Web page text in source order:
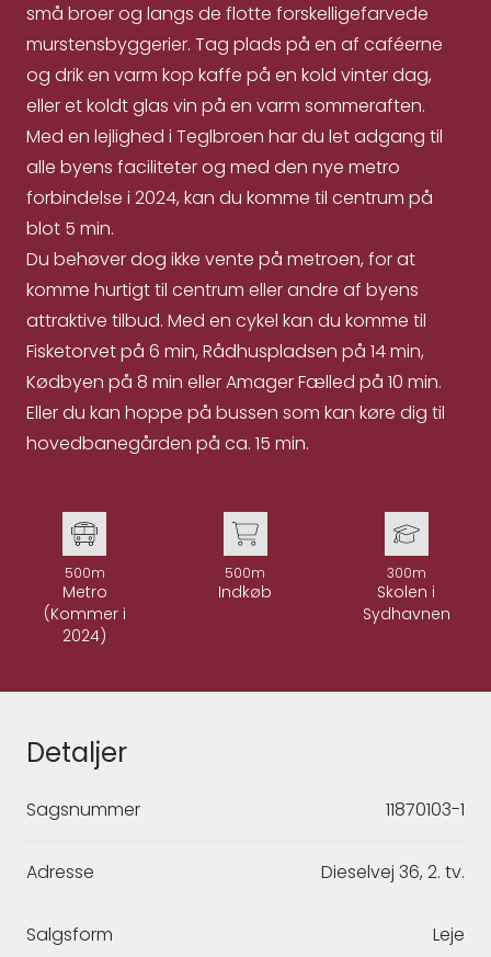
små broer og langs de flotte forskelligefarvede
murstensbyggerier. Tag plads på en af caféerne
og drik en varm kop kaffe på en kold vinter dag,
eller et koldt glas vin på en varm sommeraften.
Med en lejlighed i Teglbroen har du let adgang til
alle byens faciliteter og med den nye metro
forbindelse i 2024, kan du komme til centrum på
blot 5 min.
Du behøver dog ikke vente på metroen, for at
komme hurtigt til centrum eller andre af byens
attraktive tilbud. Med en cykel kan du komme til
Fisketorvet på 6 min, Rådhuspladsen på 14 min,
Kødbyen på 8 min eller Amager Fælled på 10 min.
Eller du kan hoppe på bussen som kan køre dig til
hovedbanegården på ca. 15 min.
500m
Metro
(Kommer i
2024)
500m
Indkøb
300m
Skolen i
Sydhavnen
Detaljer
Sagsnummer 11870103-1
Adresse Dieselvej 36, 2. tv.
Salgsform Leje